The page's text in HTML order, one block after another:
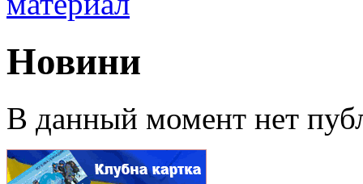
Новини
В данный момент нет